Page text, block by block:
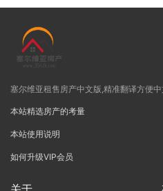
塞尔维亚租售房产中文版,精准翻译方便
本站精选房产的考量
本站使用说明
如何升级VIP会员